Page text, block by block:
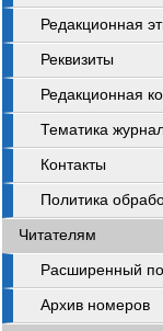
Редакционная
Реквизиты
Редакционная
Тематика
Контакты
Политика
Читателям
Расширенный
Архив номеров